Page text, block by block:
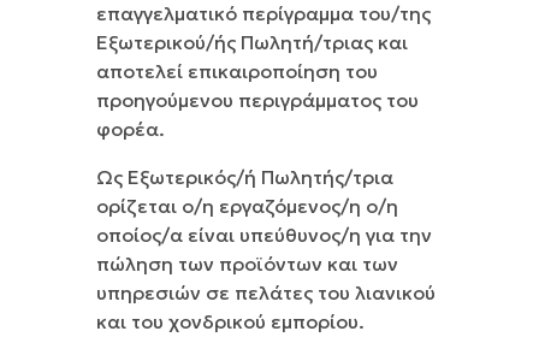
επαγγελματικό περίγραμμα του/της
Εξωτερικού/ής Πωλητή/τριας και
αποτελεί επικαιροποίηση του
προηγούμενου περιγράμματος του
φορέα.
Ως Εξωτερικός/ή Πωλητής/τρια
ορίζεται ο/η εργαζόμενος/η ο/η
οποίος/α είναι υπεύθυνος/η για την
πώληση των προϊόντων και των
υπηρεσιών σε πελάτες του λιανικού
και του χονδρικού εμπορίου.